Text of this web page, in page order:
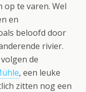
te varen. Wel
en
beloofd door
rivier.
de
, een leuke
zitten nog een